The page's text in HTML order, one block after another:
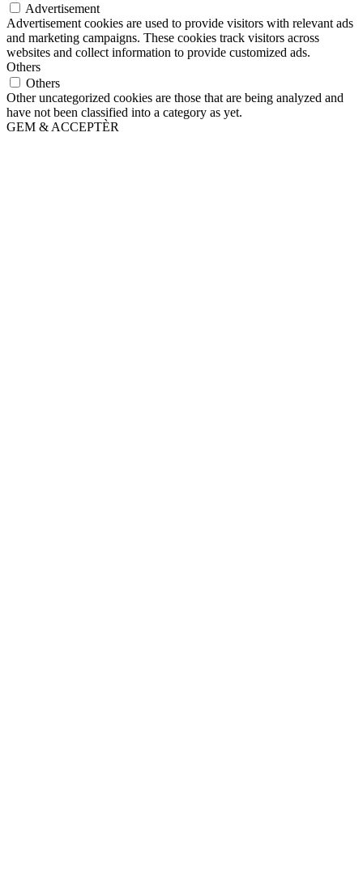
Advertisement
Advertisement cookies are used to provide visitors with relevant ads
and marketing campaigns. These cookies track visitors across
websites and collect information to provide customized ads.
Others
Others
Other uncategorized cookies are those that are being analyzed and
have not been classified into a category as yet.
GEM & ACCEPTÈR